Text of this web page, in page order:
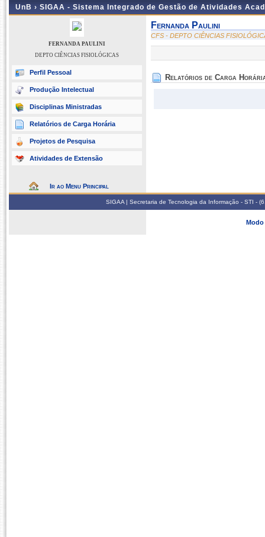
UnB › SIGAA - Sistema Integrado de Gestão de Atividades
FERNANDA PAULINI
DEPTO CIÊNCIAS FISIOLÓGICAS
Perfil Pessoal
Produção Intelectual
Disciplinas Ministradas
Relatórios de Carga Horária
Projetos de Pesquisa
Atividades de Extensão
Ir ao Menu Principal
Fernanda Paulini
CFS - DEPTO CIÊNCIAS
Relatórios de Carga
SIGAA | Secretaria de Tecnologia da Informação - STI -
Modo